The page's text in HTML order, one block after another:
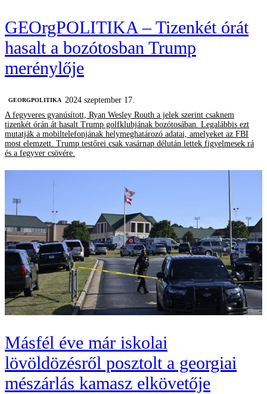
GEOrgPOLITIKA – Tizenkét órát
hasalt a bozótosban Trump
merénylője
‎GEORGPOLITIKA 2024 szeptember 17.
A fegyveres gyanúsított, Ryan Wesley Routh a jelek szerint csaknem
tizenkét órán át hasalt Trump golfklubjának bozótosában. Legalábbis ezt
mutatják a mobiltelefonjának helymeghatározó adatai, amelyeket az FBI
most elemzett. Trump testőrei csak vasárnap délután lettek figyelmesek rá
és a fegyver csövére.
Másfél éve már iskolai
lövöldözésről posztolt a georgiai
mészárlás kamasz elkövetője